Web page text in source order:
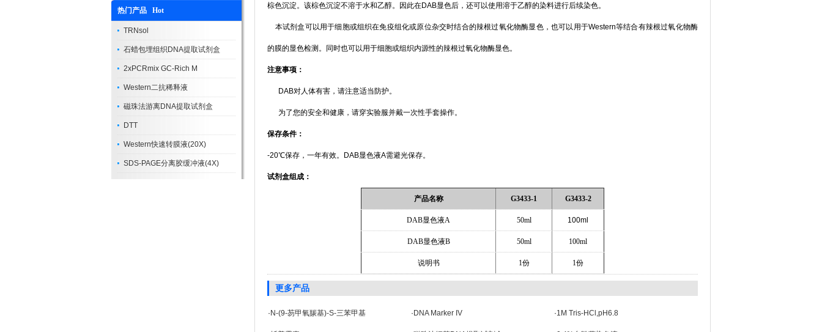
热门产品 Hot
TRNsol
石蜡包埋组织DNA提取试剂盒
2xPCRmix GC-Rich M
Western二抗稀释液
磁珠法游离DNA提取试剂盒
DTT
Western快速转膜液(20X)
SDS-PAGE分离胶缓冲液(4X)
棕色沉淀。该棕色沉淀不溶于水和乙醇。因此在DAB显色后，还可以使用溶于乙醇的染料进行后续染色。
本试剂盒可以用于细胞或组织在免疫组化或原位杂交时结合的辣根过氧化物酶显色，也可以用于Western等结合有辣根过氧化物酶
的膜的显色检测。同时也可以用于细胞或组织内源性的辣根过氧化物酶显色。
注意事项：
DAB对人体有害，请注意适当防护。
为了您的安全和健康，请穿实验服并戴一次性手套操作。
保存条件：
-20℃保存，一年有效。DAB显色液A需避光保存。
试剂盒组成：
产品名称 G3433-1 G3433-2
DAB显色液A 50ml 100ml
DAB显色液B 50ml 100ml
说明书 1份 1份
更多产品
· N-(9-芴甲氧羰基)-S-三苯甲基 · DNA Marker IV ·1M Tris-HCl,pH6.8